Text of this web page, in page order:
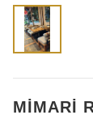
MİMARİ